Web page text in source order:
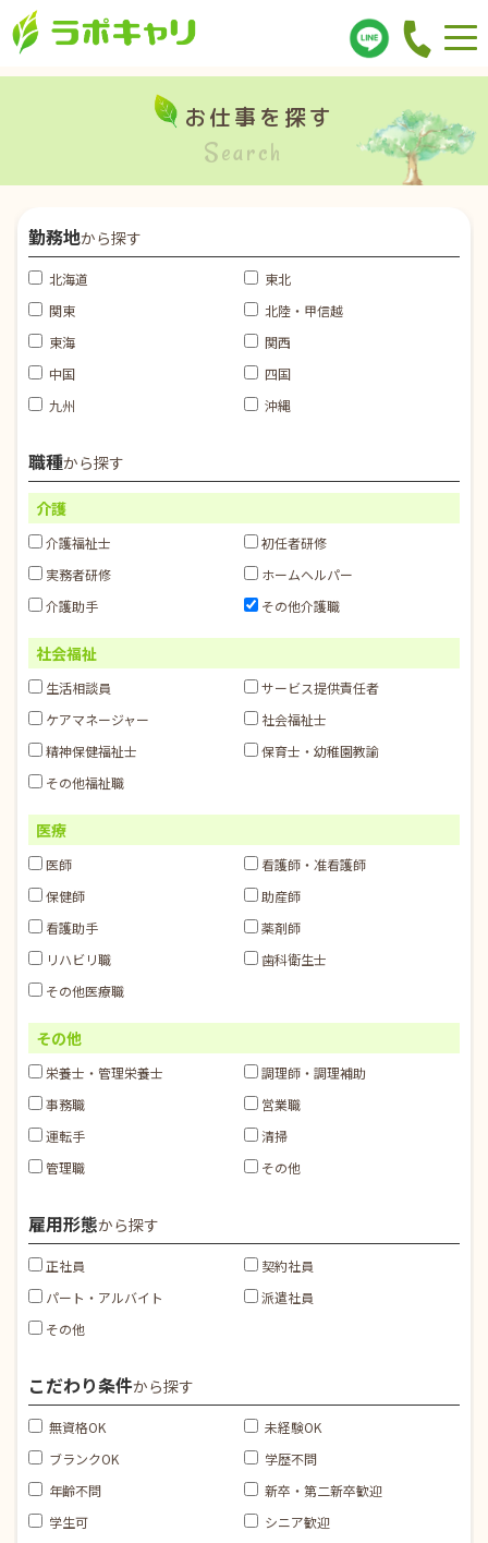
お仕事を探す
Search
勤務地から探す
北海道
東北
関東
北陸・甲信越
東海
関西
中国
四国
九州
沖縄
職種から探す
介護
介護福祉士
初任者研修
実務者研修
ホームヘルパー
介護助手
その他介護職
社会福祉
生活相談員
サービス提供責任者
ケアマネージャー
社会福祉士
精神保健福祉士
保育士・幼稚園教諭
その他福祉職
医療
医師
看護師・准看護師
保健師
助産師
看護助手
薬剤師
リハビリ職
歯科衛生士
その他医療職
その他
栄養士・管理栄養士
調理師・調理補助
事務職
営業職
運転手
清掃
管理職
その他
雇用形態から探す
正社員
契約社員
パート・アルバイト
派遣社員
その他
こだわり条件から探す
無資格OK
未経験OK
ブランクOK
学歴不問
年齢不問
新卒・第二新卒歓迎
学生可
シニア歓迎